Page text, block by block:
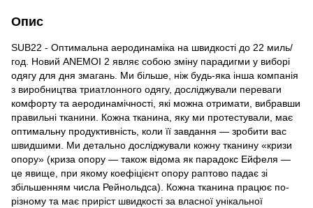
Опис
SUB22 - Оптимальна аеродинаміка на швидкості до 22 миль/
год. Новий ANEMOI 2 являє собою зміну парадигми у виборі
одягу для дня змагань. Ми більше, ніж будь-яка інша компанія
з виробництва триатлонного одягу, досліджували переваги
комфорту та аеродинамічності, які можна отримати, вибравши
правильні тканини. Кожна тканина, яку ми протестували, має
оптимальну продуктивність, коли її завдання — зробити вас
швидшими. Ми детально досліджували кожну тканину «кризи
опору» (криза опору — також відома як парадокс Ейфеля —
це явище, при якому коефіцієнт опору раптово падає зі
збільшенням числа Рейнольдса). Кожна тканина працює по-
різному та має приріст швидкості за власної унікальної